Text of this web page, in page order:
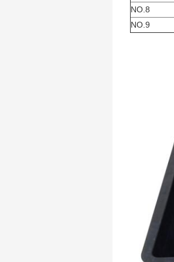
NO.8
NO.9